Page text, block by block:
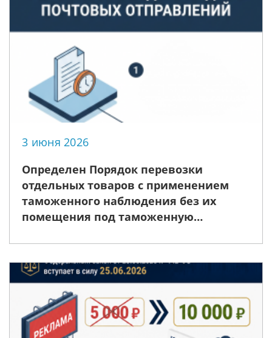
3 июня 2026
Определен Порядок перевозки
отдельных товаров с применением
таможенного наблюдения без их
помещения под таможенную